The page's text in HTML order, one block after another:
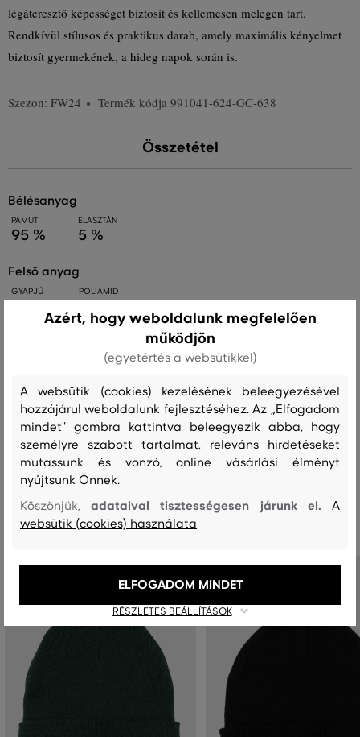
légáteresztő képességet biztosít és kellemesen melegen tart.
Rendkívül stílusos és praktikus darab, amely maximális kényelmet
biztosít gyermekének, a hideg napok során is.
Szezon: FW24 Termék kódja 991041-624-GC-638
Összetétel
bélésanyag
PAMUT
95 %
ELASZTÁN
5 %
felső anyag
GYAPJÚ
80 %
POLIAMID
20 %
Kezelési útmutató
MOSÁS FEHÉRÍTÉS SZÁRÍTÁS TISZTÍTÁS
Ajánlott termékek
Azért, hogy weboldalunk megfelelően
működjön
(egyetértés a websütikkel)
A websütik (cookies) kezelésének beleegyezésével
hozzájárul weboldalunk fejlesztéséhez. Az „Elfogadom
mindet" gombra kattintva beleegyezik abba, hogy
személyre szabott tartalmat, releváns hirdetéseket
mutassunk és vonzó, online vásárlási élményt
nyújtsunk Önnek.
Köszönjük,adataival tisztességesen járunk el.A
websütik (cookies) használata
RÉSZLETES BEÁLLÍTÁSOK
ELFOGADOM MINDET